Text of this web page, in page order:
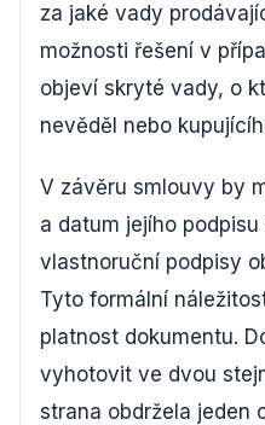
za jaké vady
možnosti řešení v
objeví skryté vady, o
nevěděl nebo
V závěru smlouvy by
a datum jejího
vlastnoruční podpisy
Tyto formální
platnost dokumentu.
vyhotovit ve dvou
strana obdržela jeden